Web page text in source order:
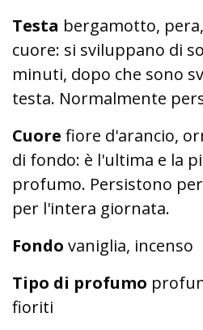
Testa bergamotto,
cuore: si sviluppano di
minuti, dopo che sono
testa. Normalmente
Cuore fiore d'arancio,
di fondo: è l'ultima e la
profumo. Persistono
per l'intera giornata.
Fondo vaniglia, incenso
Tipo di profumo
fioriti